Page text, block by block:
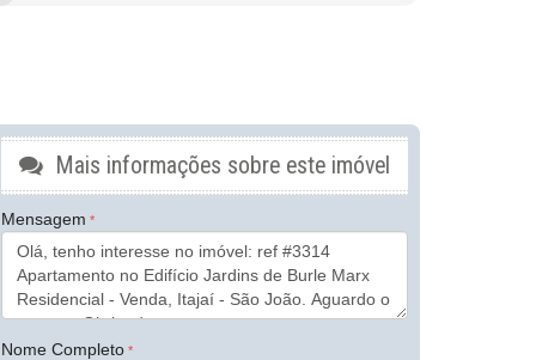
Mais informações sobre este imóvel
Mensagem
Nome Completo